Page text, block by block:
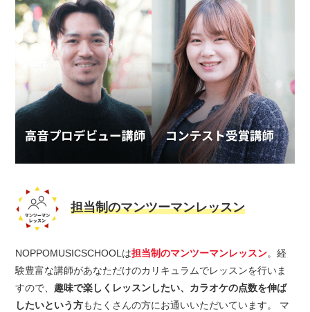
担当制のマンツーマンレッスン
NOPPOMUSICSCHOOLは担当制のマンツーマンレッスン。経
験豊富な講師があなただけのカリキュラムでレッスンを行いま
すので、 趣味で楽しくレッスンしたい、カラオケの点数を伸ば
したいという方もたくさんの方にお通いいただいています。 マ